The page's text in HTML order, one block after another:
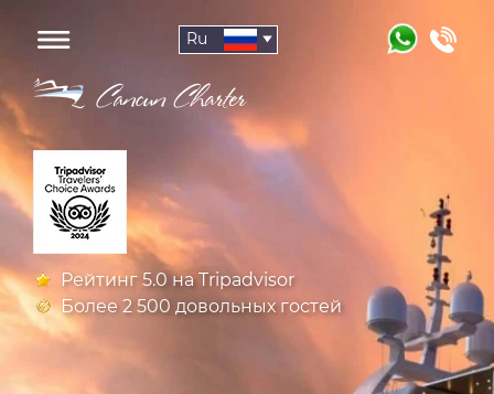
Ru
Рейтинг 5.0 на Tripadvisor
Более 2 500 довольных гостей